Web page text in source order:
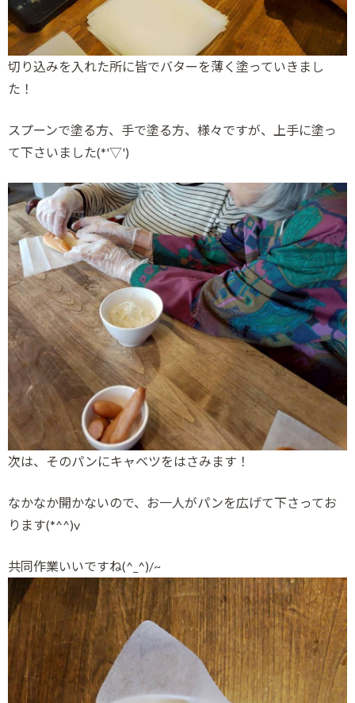
切り込みを入れた所に皆でバターを薄く塗っていきまし
た！
スプーンで塗る方、手で塗る方、様々ですが、上手に塗っ
て下さいました(*'▽')
次は、そのパンにキャベツをはさみます！
なかなか開かないので、お一人がパンを広げて下さってお
ります(*^^)v
共同作業いいですね(^_^)/~